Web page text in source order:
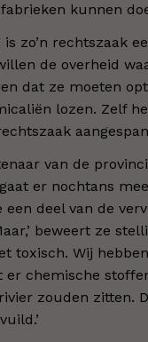
kunnen
is zo’n rechtszaak
de overheid
dat ze moeten
lozen. Zelf
van de
er nochtans
deel van de
beweert ze
toxisch. Wij
er chemische
zouden zitten.